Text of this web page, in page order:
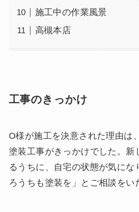
施工中の作業風景
高槻本店
工事のきっかけ
O様が施工を決意された理由は
塗装工事がきっかけでした。新
るうちに、自宅の状態が気にな
ろうちも塗装を」とご相談をい